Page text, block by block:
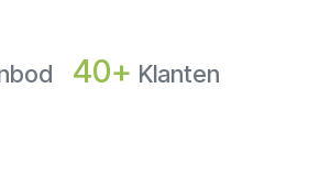
40+ Klanten